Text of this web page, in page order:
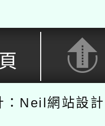
：Neil網站設